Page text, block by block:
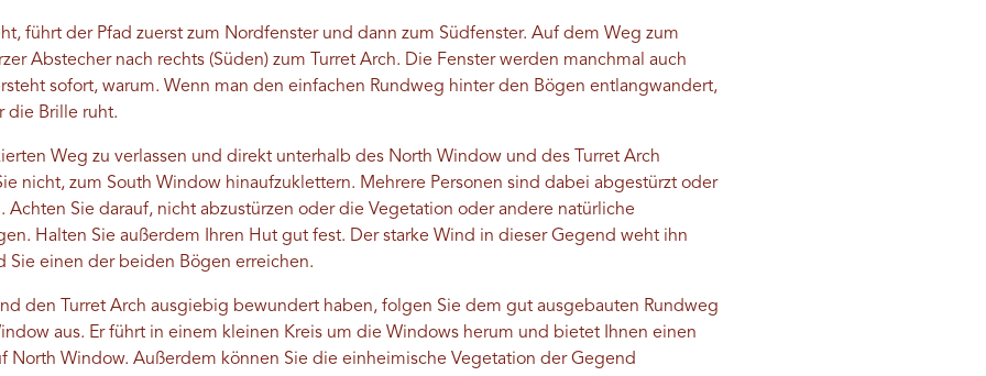
führt der Pfad zuerst zum Nordfenster und dann zum Südfenster. Auf dem Weg zum
Abstecher nach rechts (Süden) zum Turret Arch. Die Fenster werden manchmal auch
sofort, warum. Wenn man den einfachen Rundweg hinter den Bögen entlangwandert,
die Brille ruht.
Weg zu verlassen und direkt unterhalb des North Window und des Turret Arch
nicht, zum South Window hinaufzuklettern. Mehrere Personen sind dabei abgestürzt oder
Achten Sie darauf, nicht abzustürzen oder die Vegetation oder andere natürliche
Halten Sie außerdem Ihren Hut gut fest. Der starke Wind in dieser Gegend weht ihn
Sie einen der beiden Bögen erreichen.
den Turret Arch ausgiebig bewundert haben, folgen Sie dem gut ausgebauten Rundweg
aus. Er führt in einem kleinen Kreis um die Windows herum und bietet Ihnen einen
North Window. Außerdem können Sie die einheimische Vegetation der Gegend